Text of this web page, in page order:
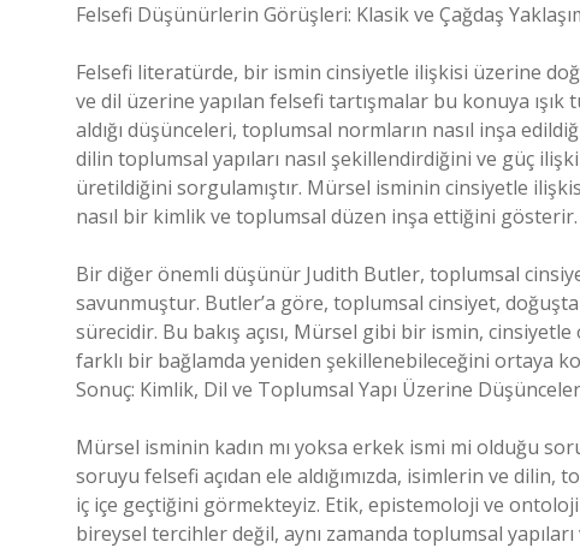
Felsefi Düşünürlerin Görüşleri: Klasik ve Çağdaş
Felsefi literatürde, bir ismin cinsiyetle ilişkisi üzerine
ve dil üzerine yapılan felsefi tartışmalar bu konuya
aldığı düşünceleri, toplumsal normların nasıl inşa
dilin toplumsal yapıları nasıl şekillendirdiğini ve güç
üretildiğini sorgulamıştır. Mürsel isminin cinsiyetle
nasıl bir kimlik ve toplumsal düzen inşa ettiğini gösterir.
Bir diğer önemli düşünür Judith Butler, toplumsal
savunmuştur. Butler’a göre, toplumsal cinsiyet,
sürecidir. Bu bakış açısı, Mürsel gibi bir ismin,
farklı bir bağlamda yeniden şekillenebileceğini ortaya
Sonuç: Kimlik, Dil ve Toplumsal Yapı Üzerine Düşünceler
Mürsel isminin kadın mı yoksa erkek ismi mi olduğu
soruyu felsefi açıdan ele aldığımızda, isimlerin ve dilin,
iç içe geçtiğini görmekteyiz. Etik, epistemoloji ve
bireysel tercihler değil, aynı zamanda toplumsal